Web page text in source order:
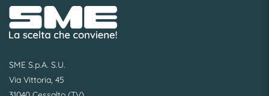
SME S.p.A. S.U.
Via Vittoria, 45